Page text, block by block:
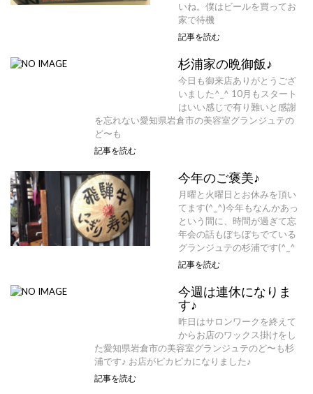
いね。僕はビールを買ってお
家で待機
記事を読む
杉浦家の晩御飯♪
今日も御来店ありがとうござ
いました^_^ 10月もスタート
はいい感じで有り難いと感謝
を忘れない愛知県岩倉市の美容室グランジュテの
ど〜も
記事を読む
今年のご褒美♪
月曜と火曜日とお休みを頂い
てます(^_^)今年もなんかあっ
という間に、時間が過ぎて忘
年会の話もぼちぼちでている
グランジュテの杉浦です(^_^
記事を読む
今週は連休になりま
す♪
昨日はサロンワークを終えて
からお店のワックス掛けをし
た愛知県岩倉市の美容室グランジュテのど〜も杉
浦です♪ お店がピカピカになりました♪
記事を読む